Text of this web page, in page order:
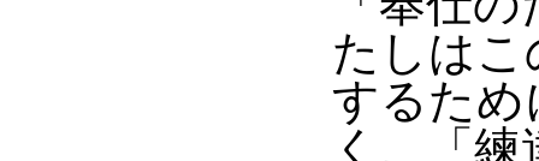
たしはこ
するため
く、「